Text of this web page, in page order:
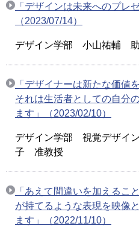
「デザインは未来へのプレ
（2023/07/14）
デザイン学部 小山祐輔
「デザイナーは新たな価値
それは生活者としての自分
ます」（2023/02/10）
デザイン学部 視覚デザイ
子 准教授
「あえて間違いを加えるこ
が持てるような表現を映像
ます」（2022/11/10）